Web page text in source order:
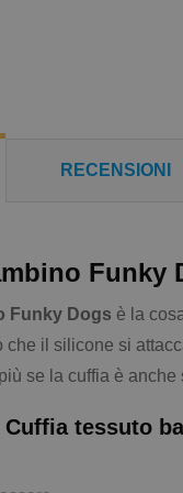
RECENSIONI
Funky
Funky Dogs è la
che il silicone si
se la cuffia è
tessuto